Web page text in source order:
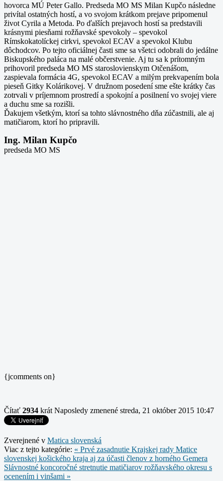
hovorca MÚ Peter Gallo. Predseda MO MS Milan Kupčo následne
privítal ostatných hostí, a vo svojom krátkom prejave pripomenul
život Cyrila a Metoda. Po ďalších prejavoch hostí sa predstavili
krásnymi piesňami rožňavské spevokoly – spevokol
Rímskokatolíckej cirkvi, spevokol ECAV a spevokol Klubu
dôchodcov. Po tejto oficiálnej časti sme sa všetci odobrali do jedálne
Biskupského paláca na malé občerstvenie. Aj tu sa k prítomným
prihovoril predseda MO MS staroslovienskym Otčenášom,
zaspievala formácia 4G, spevokol ECAV a milým prekvapením bola
pieseň Gitky Kolárikovej. V družnom posedení sme ešte krátky čas
zotrvali v príjemnom prostredí a spokojní a posilnení vo svojej viere
a duchu sme sa rozišli.
Ďakujem všetkým, ktorí sa tohto slávnostného dňa zúčastnili, ale aj
matičiarom, ktorí ho pripravili.
Ing. Milan Kupčo
predseda MO MS
{jcomments on}
Čítať 2934 krát Naposledy zmenené streda, 21 október 2015 10:47
Zverejnené v Matica slovenská
Viac z tejto kategórie: « Prvé zasadnutie Krajskej rady Matice
slovenskej košického kraja aj za účasti členov z horného Gemera
Slávnostné koncoročné stretnutie matičiarov rožňavského okresu s
ocenením i vinšami »